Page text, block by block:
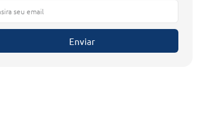
Enviar